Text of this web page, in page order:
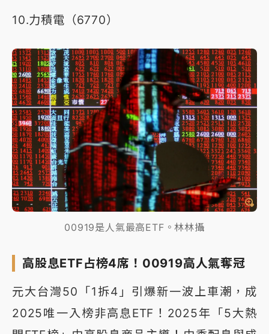
10.力積電（6770）
00919是人氣最高ETF。林林攝
高股息ETF占榜4席！00919高人氣奪冠
元大台灣50「1拆4」引爆新一波上車潮，成
2025唯一入榜非高息ETF！2025年「5大熱